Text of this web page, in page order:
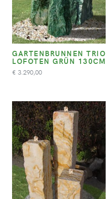
GARTENBRUNNEN TRIO
LOFOTEN GRÜN 130CM
€ 3.290,00